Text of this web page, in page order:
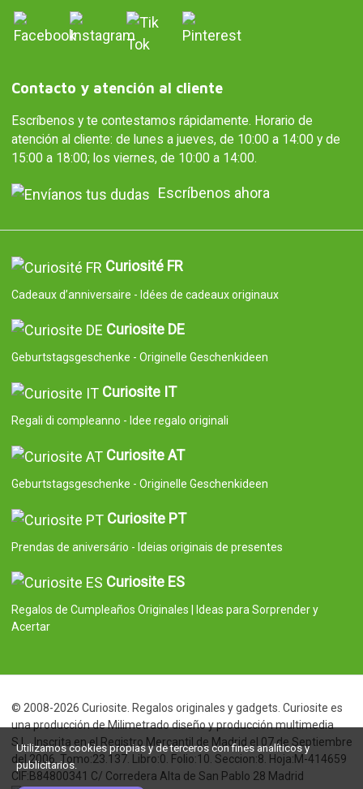
Contacto y atención al cliente
Escríbenos y te contestamos rápidamente. Horario de
atención al cliente: de lunes a jueves, de 10:00 a 14:00 y de
15:00 a 18:00; los viernes, de 10:00 a 14:00.
Escríbenos ahora
Curiosité FR
Cadeaux d’anniversaire - Idées de cadeaux originaux
Curiosite DE
Geburtstagsgeschenke - Originelle Geschenkideen
Curiosite IT
Regali di compleanno - Idee regalo originali
Curiosite AT
Geburtstagsgeschenke - Originelle Geschenkideen
Curiosite PT
Prendas de aniversário - Ideias originais de presentes
Curiosite ES
Regalos de Cumpleaños Originales | Ideas para Sorprender y
Acertar
© 2008-2026 Curiosite. Regalos originales y gadgets. Curiosite es
una producción de Milimetrado diseño y producción multimedia
S.L.. Inscrita en el Registro Mercantil de Madrid el 07 de Septiembre
del 2006. Tomo:23.137. Libro:0. Folio:10. Seccion:8. Hoja:M-414659
CIF:B84800341 C/ Corredera Alta de San Pablo 28 Madrid
Utilizamos cookies propias y de terceros con fines analíticos y
publicitarios.